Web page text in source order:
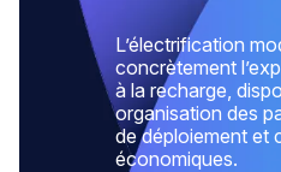
L’électrification
concrètement
à la recharge,
organisation des
de déploiement et
économiques.